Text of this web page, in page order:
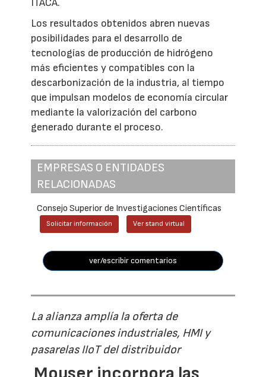
ITACA.
Los resultados obtenidos abren nuevas
posibilidades para el desarrollo de
tecnologías de producción de hidrógeno
más eficientes y compatibles con la
descarbonización de la industria, al tiempo
que impulsan modelos de economía circular
mediante la valorización del carbono
generado durante el proceso.
EMPRESAS O ENTIDADES
RELACIONADAS
Consejo Superior de Investigaciones Científicas
Solicitar información Ver stand virtual
ver/escribir comentarios
La alianza amplía la oferta de
comunicaciones industriales, HMI y
pasarelas IIoT del distribuidor